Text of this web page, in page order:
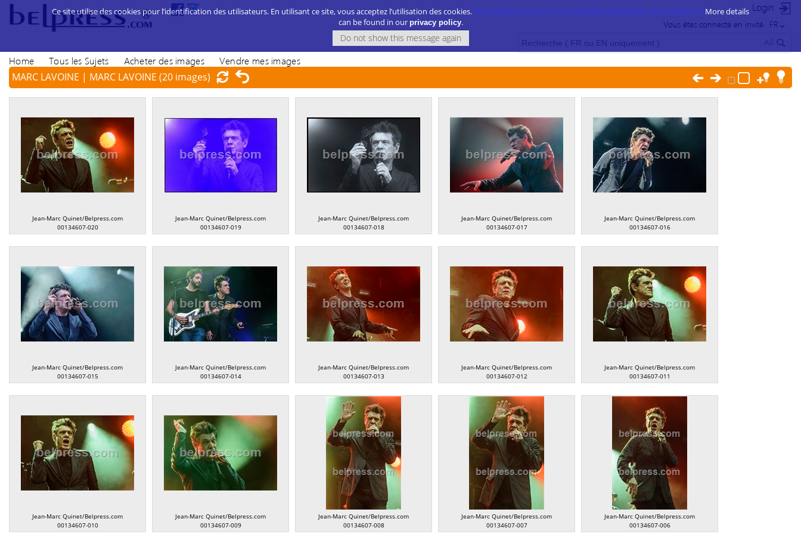
Login
FR
Vous êtes connecté en invité
Home Tous les Sujets Acheter des images Vendre mes images
MARC LAVOINE | MARC LAVOINE (20 images)
Jean-Marc Quinet/Belpress.com
00134607-020
Jean-Marc Quinet/Belpress.com
00134607-019
Jean-Marc Quinet/Belpress.com
00134607-018
Jean-Marc Quinet/Belpress.com
00134607-017
Jean-Marc Quinet/Belpress.com
00134607-016
Jean-Marc Quinet/Belpress.com
00134607-015
Jean-Marc Quinet/Belpress.com
00134607-014
Jean-Marc Quinet/Belpress.com
00134607-013
Jean-Marc Quinet/Belpress.com
00134607-012
Jean-Marc Quinet/Belpress.com
00134607-011
Jean-Marc Quinet/Belpress.com
00134607-010
Jean-Marc Quinet/Belpress.com
00134607-009
Jean-Marc Quinet/Belpress.com
00134607-008
Jean-Marc Quinet/Belpress.com
00134607-007
Jean-Marc Quinet/Belpress.com
00134607-006
Ce site utilise des cookies pour l’identification des utilisateurs. En utilisant ce site, vous acceptez l’utilisation des cookies. Plus d’information sur notre politique d’utilisation des cookies ici. More details
can be found in our privacy policy.